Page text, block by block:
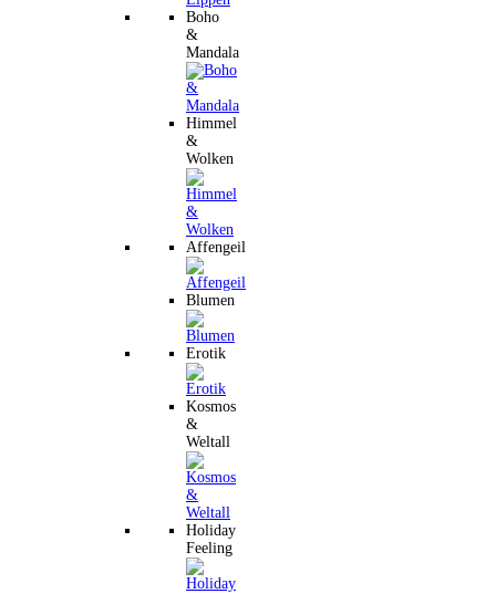
Boho
&
Mandala
Himmel
&
Wolken
Affengeil
Blumen
Erotik
Kosmos
&
Weltall
Holiday
Feeling